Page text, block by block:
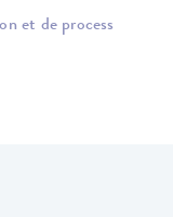
et de process